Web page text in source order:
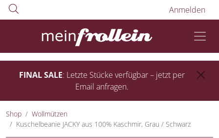
Anmelden
FINAL SALE: Letzte Stücke verfügbar – jetzt per
Email anfragen.
Shop
Wollmützen
Kuschelbeanie JACKY aus 100% Kaschmir, Grau / Schwarz